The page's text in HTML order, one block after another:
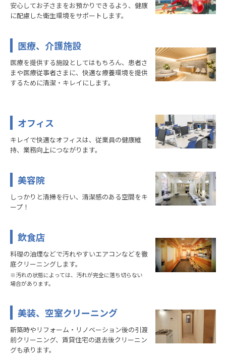
安心してお子さまをお預かりできるよう、健康
に配慮した衛生環境をサポートします。
医療、介護施設
医療を提供する施設としてはもちろん、患者さ
まや医療従事者さまに、快適な療養環境を提供
するために清潔・キレイにします。
オフィス
キレイで快適なオフィスは、従業員の健康維
持、業務向上につながります。
美容院
しっかりと清掃を行い、清潔感のある空間をキ
ープ！
飲食店
料理の油煙などで汚れやすいエアコンなどを徹
底クリーニングします。
※汚れの状態によっては、汚れが完全に落ち切らない
場合があります。
美装、空室クリーニング
新築時やリフォーム・リノベーション後の引渡
前クリーニング、賃貸住宅の退去後クリーニン
グも承ります。